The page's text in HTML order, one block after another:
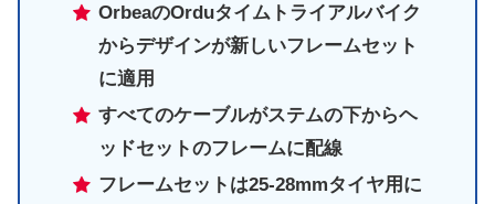
OrbeaのOrduタイムトライアルバイク
からデザインが新しいフレームセット
に適用
すべてのケーブルがステムの下からヘ
ッドセットのフレームに配線
フレームセットは25-28mmタイヤ用に